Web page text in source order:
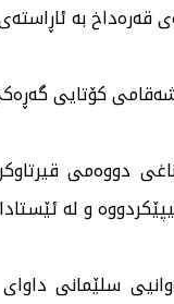
بە
كۆتایی
دووەمی
و لە
سلێمانی